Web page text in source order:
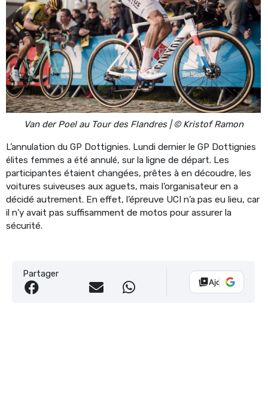
Van der Poel au Tour des Flandres | © Kristof Ramon
L’annulation du GP Dottignies. Lundi dernier le GP Dottignies
élites femmes a été annulé, sur la ligne de départ. Les
participantes étaient changées, prêtes à en découdre, les
voitures suiveuses aux aguets, mais l’organisateur en a
décidé autrement. En effet, l’épreuve UCI n’a pas eu lieu, car
il n’y avait pas suffisamment de motos pour assurer la
sécurité.
Partager
Ajouter Vélo